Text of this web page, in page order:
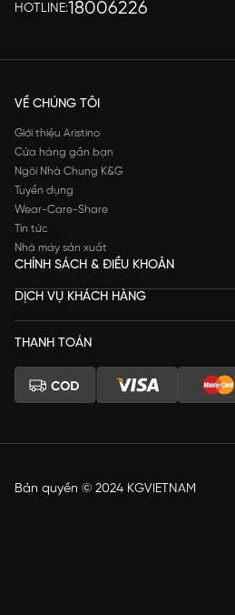
HOTLINE:18006226
VỀ CHÚNG TÔI
Giới thiệu Aristino
Cửa hàng gần bạn
Ngôi Nhà Chung K&G
Tuyển dụng
Wear-Care-Share
Tin tức
Nhà máy sản xuất
CHÍNH SÁCH & ĐIỀU KHOẢN
DỊCH VỤ KHÁCH HÀNG
THANH TOÁN
Bản quyền © 2024 KGVIETNAM